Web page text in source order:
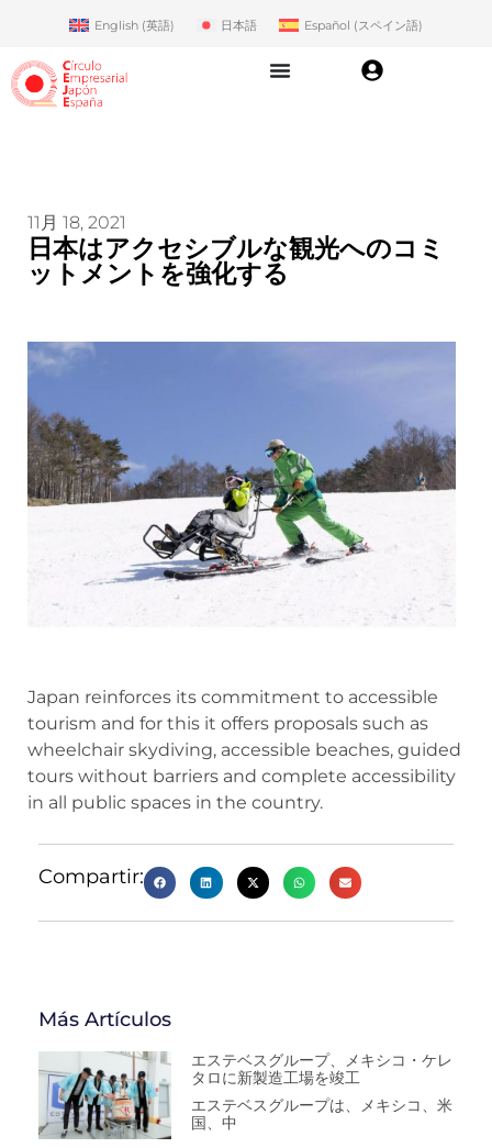
English(英語) 日本語 Español ( スペイン語)
11月 18, 2021
日本はアクセシブルな観光へのコミ
ットメントを強化する
Japan reinforces its commitment to accessible
tourism and for this it offers proposals such as
wheelchair skydiving, accessible beaches, guided
tours without barriers and complete accessibility
in all public spaces in the country.
Compartir:
Más Artículos
エステベスグループ、メキシコ・ケレ
タロに新製造工場を竣工
エステベスグループは、メキシコ、米
国、中